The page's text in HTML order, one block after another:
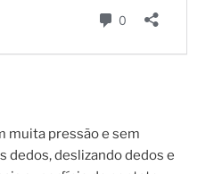
muita pressão e sem
dedos, deslizando dedos e